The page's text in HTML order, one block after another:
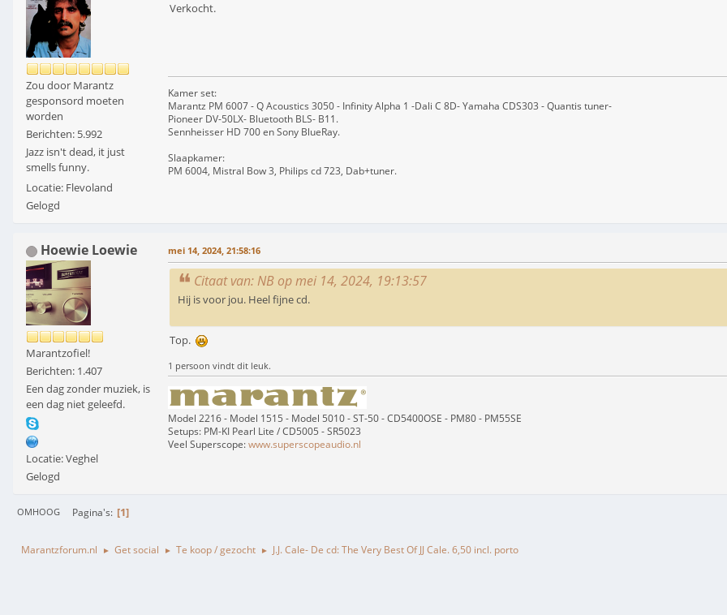
Zou door Marantz
gesponsord moeten
worden
Berichten: 5.992
Jazz isn't dead, it just
smells funny.
Locatie: Flevoland
Gelogd
Verkocht.
Kamer set:
Marantz PM 6007 - Q Acoustics 3050 - Infinity Alpha 1 -Dali C 8D- Yamaha CDS303 - Quantis tuner-
Pioneer DV-50LX- Bluetooth BLS- B11.
Sennheisser HD 700 en Sony BlueRay.
Slaapkamer:
PM 6004, Mistral Bow 3, Philips cd 723, Dab+tuner.
Hoewie Loewie
Marantzofiel!
Berichten: 1.407
Een dag zonder muziek, is
een dag niet geleefd.
Locatie: Veghel
Gelogd
mei 14, 2024, 21:58:16
Citaat van: NB op mei 14, 2024, 19:13:57
Hij is voor jou. Heel fijne cd.
Top.
1 persoon vindt dit leuk.
Model 2216 - Model 1515 - Model 5010 - ST-50 - CD5400OSE - PM80 - PM55SE
Setups: PM-KI Pearl Lite / CD5005 - SR5023
Veel Superscope:www.superscopeaudio.nl
OMHOOG Pagina's 1
Marantzforum.nl ► Get social ► Te koop / gezocht ► J.J. Cale- De cd: The Very Best Of JJ Cale. 6,50 incl. porto